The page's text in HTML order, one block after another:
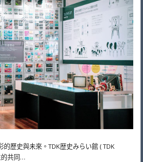
歷史與未來。TDK歴史みらい館 ( TDK
共同…